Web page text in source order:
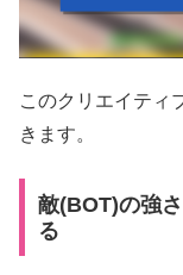
このクリエイティ
きます。
敵(BOT)の強
る